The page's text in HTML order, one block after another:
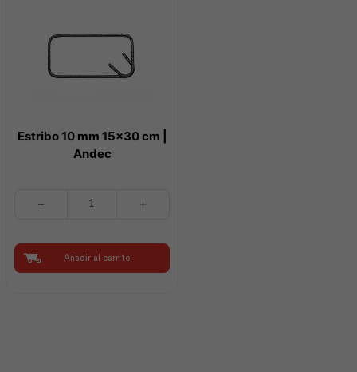
Estribo 10 mm 15×30 cm |
Andec
15x30
cm
|
Añadir al carrito